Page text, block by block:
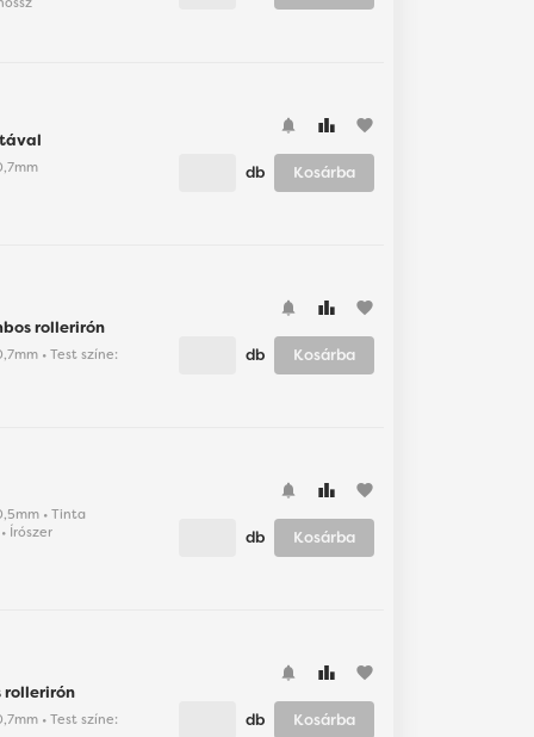
favorite
db Kosárba
rollerirón
• Test színe:
favorite
db Kosárba
• Tinta
Írószer
favorite
db Kosárba
rollerirón
• Test színe:
favorite
db Kosárba